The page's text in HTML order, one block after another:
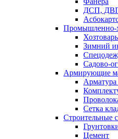
ДСП,
Промышленно-
Зимний
Садово-
Армирующие
Арматура
Сетка
Строительные
Цемент